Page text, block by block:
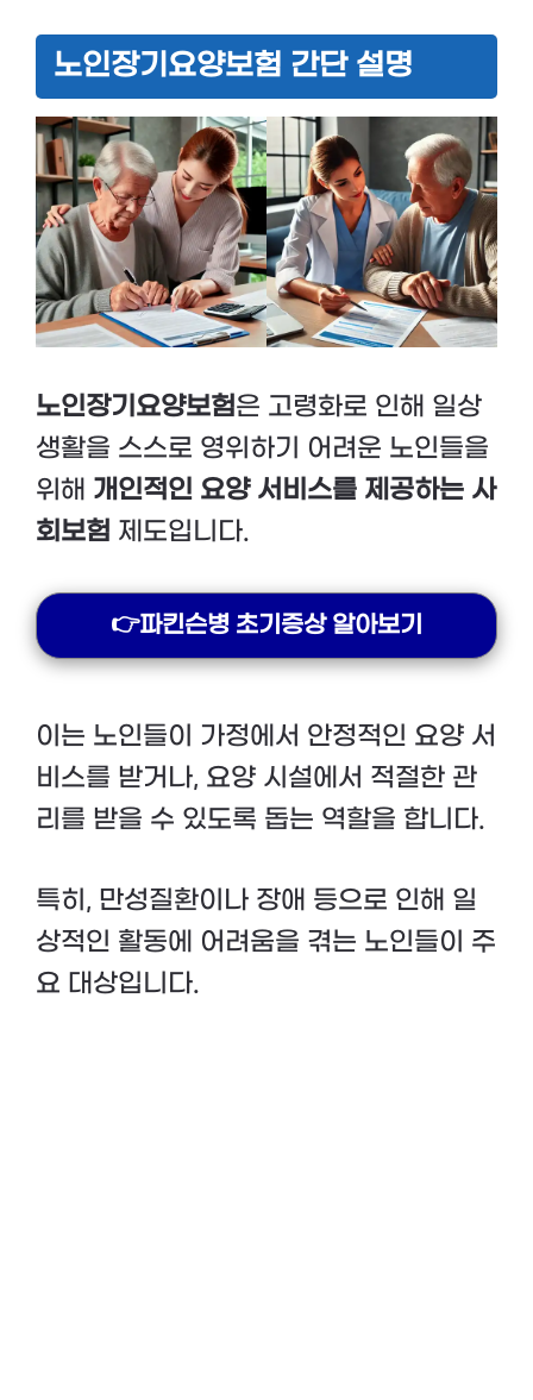
노인장기요양보험 간단 설명
노인장기요양보험은 고령화로 인해 일상
생활을 스스로 영위하기 어려운 노인들을
위해 개인적인 요양 서비스를 제공하는 사
회보험 제도입니다.
👉파킨슨병 초기증상 알아보기
이는 노인들이 가정에서 안정적인 요양 서
비스를 받거나, 요양 시설에서 적절한 관
리를 받을 수 있도록 돕는 역할을 합니다.
특히, 만성질환이나 장애 등으로 인해 일
상적인 활동에 어려움을 겪는 노인들이 주
요 대상입니다.